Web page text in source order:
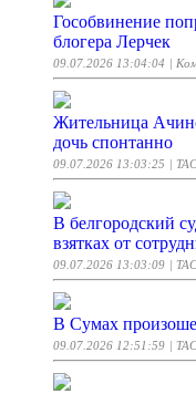
Гособвинение
блогера Лерчек
09.07.2026 13:04:04 |
Жительница
дочь спонтанно
09.07.2026 13:03:25 |
В белгородский
взятках от
09.07.2026 13:03:09 |
В Сумах
09.07.2026 12:51:59 |